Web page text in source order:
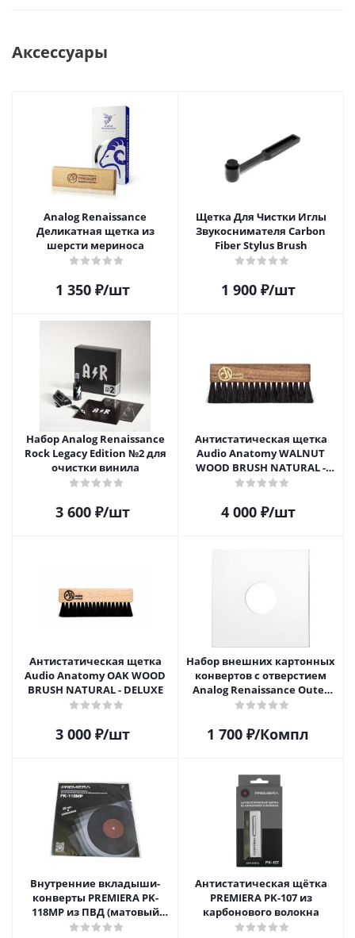
Аксессуары
Analog Renaissance
Деликатная щетка из
шерсти мериноса
1 350₽/шт
Щетка Для Чистки Иглы
Звукоснимателя Carbon
Fiber Stylus Brush
1 900₽/шт
Набор Analog Renaissance
Rock Legacy Edition №2 для
очистки винила
3 600₽/шт
Антистатическая щетка
Audio Anatomy WALNUT
WOOD BRUSH NATURAL -
DELUXE
4 000₽/шт
Антистатическая щетка
Audio Anatomy OAK WOOD
BRUSH NATURAL - DELUXE
3 000₽/шт
Набор внешних картонных
конвертов с отверстием
Analog Renaissance Оuter
Carton Jacket, 10шт, AR-
1 700 ₽/Компл
Внутренние вкладыши-
конверты PREMIERA PK-
118MP из ПВД (матовый
пластик) для 12" виниловых
Антистатическая щётка
PREMIERA PK-107 из
карбонового волокна